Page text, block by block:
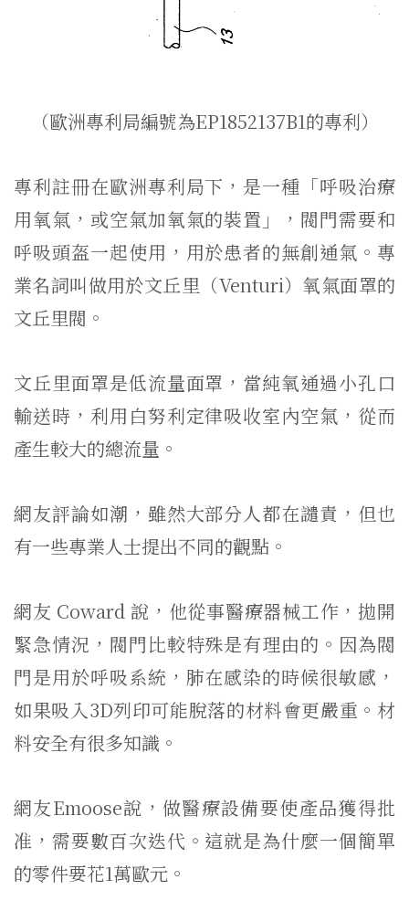
（歐洲專利局編號為EP1852137B1的專利）
專利註冊在歐洲專利局下，是一種「呼吸治療
用氧氣，或空氣加氧氣的裝置」，閥門需要和
呼吸頭盔一起使用，用於患者的無創通氣。專
業名詞叫做用於文丘里（Venturi）氧氣面罩的
文丘里閥。
文丘里面罩是低流量面罩，當純氧通過小孔口
輸送時，利用白努利定律吸收室內空氣，從而
產生較大的總流量。
網友評論如潮，雖然大部分人都在譴責，但也
有一些專業人士提出不同的觀點。
網友 Coward 說，他從事醫療器械工作，拋開
緊急情況，閥門比較特殊是有理由的。因為閥
門是用於呼吸系統，肺在感染的時候很敏感，
如果吸入3D列印可能脫落的材料會更嚴重。材
料安全有很多知識。
網友Emoose說，做醫療設備要使產品獲得批
准，需要數百次迭代。這就是為什麼一個簡單
的零件要花1萬歐元。